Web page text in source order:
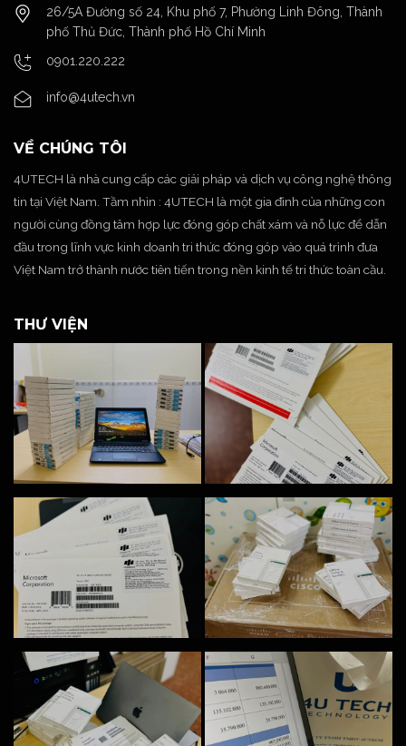
26/5A Đường số 24, Khu phố 7, Phường Linh Đông, Thành
phố Thủ Đức, Thành phố Hồ Chí Minh
0901.220.222
info@4utech.vn
VỀ CHÚNG TÔI
4UTECH là nhà cung cấp các giải pháp và dịch vụ công nghệ thông
tin tại Việt Nam. Tầm nhìn : 4UTECH là một gia đình của những con
người cùng đồng tâm hợp lực đóng góp chất xám và nỗ lực để dẫn
đầu trong lĩnh vực kinh doanh tri thức đóng góp vào quá trình đưa
Việt Nam trở thành nước tiên tiến trong nền kinh tế tri thức toàn cầu.
THƯ VIỆN